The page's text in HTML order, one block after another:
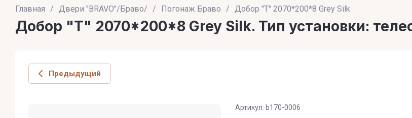
Подбор по параметрам
Название:
Главная / Двери "BRAVO"/Браво/ / Погонаж Браво / Добор "Т" 2070*200*8 Grey Silk
Добор "Т" 2070*200*8 Grey Silk. Тип установки:
Предыдущий
Артикул: b170-0006